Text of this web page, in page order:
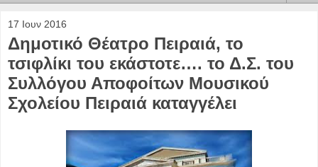
17 Ιουν 2016
Δημοτικό Θέατρο Πειραιά, το
τσιφλίκι του εκάστοτε…. το Δ.Σ. του
Συλλόγου Αποφοίτων Μουσικού
Σχολείου Πειραιά καταγγέλει